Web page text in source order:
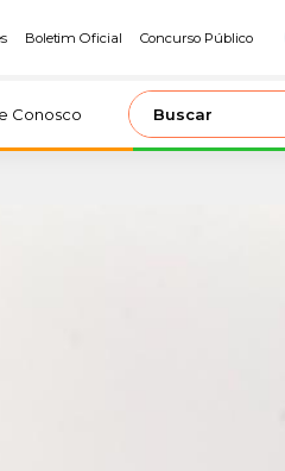
Boletim Oficial Concurso Público
Conosco